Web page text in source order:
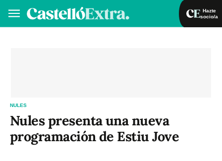
Hazte
socio/a
NULES
Nules presenta una nueva
programación de Estiu Jove